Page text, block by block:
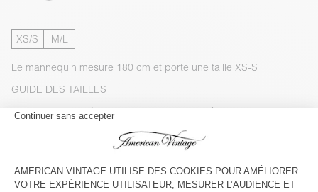
XS/S M/L
Le mannequin mesure 180 cm et porte une taille XS-S
GUIDE DES TAILLES
Livraison estiméeentre le mercredi 12 août et le vendredi 14
AJOUTER AU PANIER
VOIR LA DISPONIBILITE EN MAGASIN